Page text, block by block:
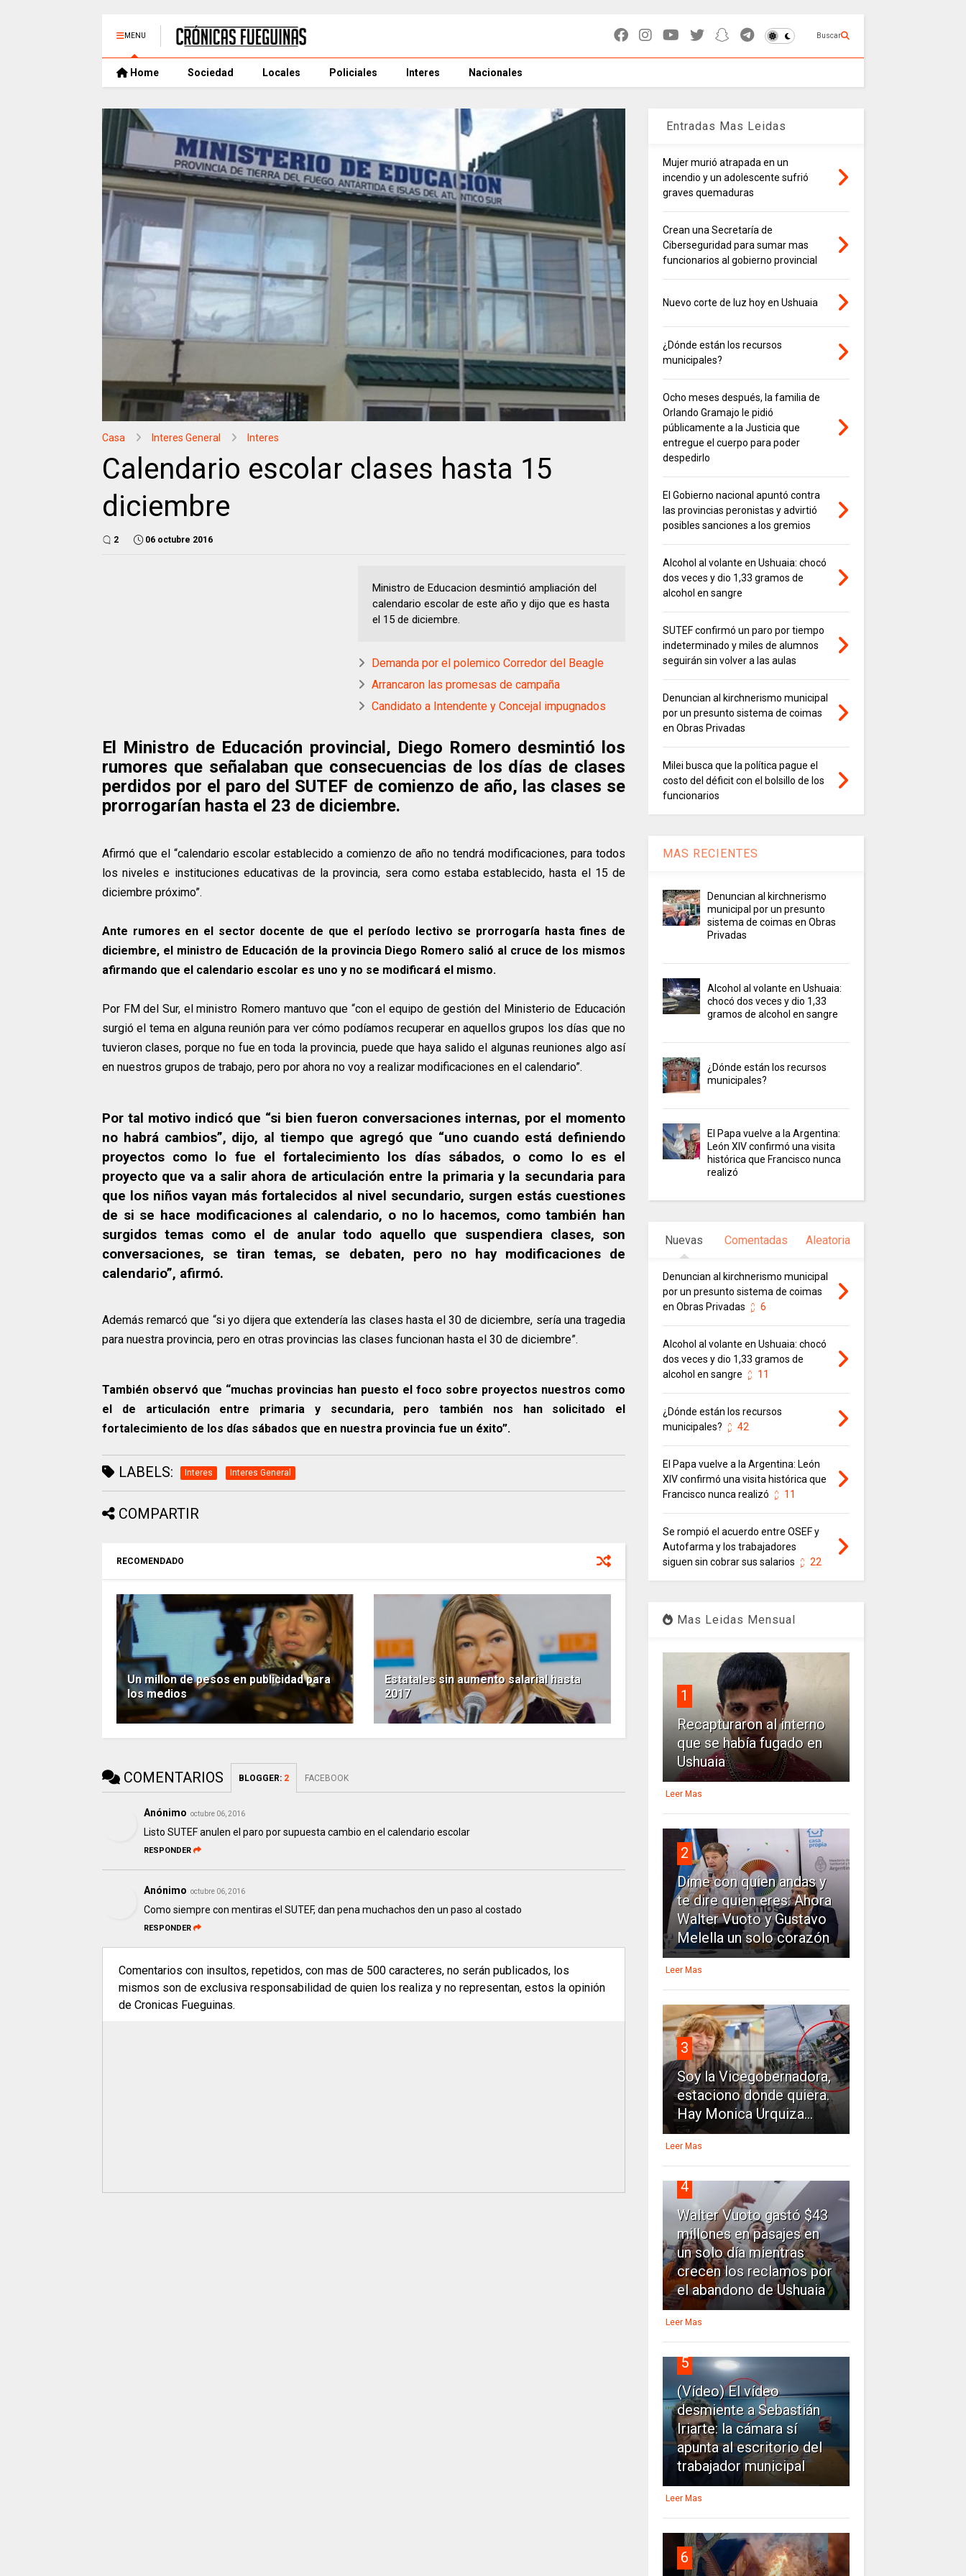
MENU Buscar
Home Sociedad Locales Policiales Interes Nacionales
Casa Interes General Interes
Calendario escolar clases hasta 15
diciembre
2 06 octubre 2016
Ministro de Educacion desmintió ampliación del
calendario escolar de este año y dijo que es hasta
el 15 de diciembre.
Demanda por el polemico Corredor del Beagle
Arrancaron las promesas de campaña
Candidato a Intendente y Concejal impugnados
El Ministro de Educación provincial, Diego Romero desmintió los
rumores que señalaban que consecuencias de los días de clases
perdidos por el paro del SUTEF de comienzo de año, las clases se
prorrogarían hasta el 23 de diciembre.
Afirmó que el “calendario escolar establecido a comienzo de año no tendrá modificaciones, para todos
los niveles e instituciones educativas de la provincia, sera como estaba establecido, hasta el 15 de
diciembre próximo”.
Ante rumores en el sector docente de que el período lectivo se prorrogaría hasta fines de
diciembre, el ministro de Educación de la provincia Diego Romero salió al cruce de los mismos
afirmando que el calendario escolar es uno y no se modificará el mismo.
Por FM del Sur, el ministro Romero mantuvo que “con el equipo de gestión del Ministerio de Educación
surgió el tema en alguna reunión para ver cómo podíamos recuperar en aquellos grupos los días que no
tuvieron clases, porque no fue en toda la provincia, puede que haya salido el algunas reuniones algo así
en nuestros grupos de trabajo, pero por ahora no voy a realizar modificaciones en el calendario”.
Por tal motivo indicó que “si bien fueron conversaciones internas, por el momento
no habrá cambios”, dijo, al tiempo que agregó que “uno cuando está definiendo
proyectos como lo fue el fortalecimiento los días sábados, o como lo es el
proyecto que va a salir ahora de articulación entre la primaria y la secundaria para
que los niños vayan más fortalecidos al nivel secundario, surgen estás cuestiones
de si se hace modificaciones al calendario, o no lo hacemos, como también han
surgidos temas como el de anular todo aquello que suspendiera clases, son
conversaciones, se tiran temas, se debaten, pero no hay modificaciones de
calendario”, afirmó.
Además remarcó que “si yo dijera que extendería las clases hasta el 30 de diciembre, sería una tragedia
para nuestra provincia, pero en otras provincias las clases funcionan hasta el 30 de diciembre”.
También observó que “muchas provincias han puesto el foco sobre proyectos nuestros como
el de articulación entre primaria y secundaria, pero también nos han solicitado el
fortalecimiento de los días sábados que en nuestra provincia fue un éxito”.
LABELS: Interes Interes General
COMPARTIR
RECOMENDADO
Un millon de pesos en publicidad para
los medios
Estatales sin aumento salarial hasta
2017
COMENTARIOS BLOGGER: 2 FACEBOOK
Anónimo octubre 06, 2016
Listo SUTEF anulen el paro por supuesta cambio en el calendario escolar
RESPONDER
Anónimo octubre 06, 2016
Como siempre con mentiras el SUTEF, dan pena muchachos den un paso al costado
RESPONDER
Comentarios con insultos, repetidos, con mas de 500 caracteres, no serán publicados, los
mismos son de exclusiva responsabilidad de quien los realiza y no representan, estos la opinión
de Cronicas Fueguinas.
Entradas Mas Leidas
Mujer murió atrapada en un
incendio y un adolescente sufrió
graves quemaduras
Crean una Secretaría de
Ciberseguridad para sumar mas
funcionarios al gobierno provincial
Nuevo corte de luz hoy en Ushuaia
¿Dónde están los recursos
municipales?
Ocho meses después, la familia de
Orlando Gramajo le pidió
públicamente a la Justicia que
entregue el cuerpo para poder
despedirlo
El Gobierno nacional apuntó contra
las provincias peronistas y advirtió
posibles sanciones a los gremios
Alcohol al volante en Ushuaia: chocó
dos veces y dio 1,33 gramos de
alcohol en sangre
SUTEF confirmó un paro por tiempo
indeterminado y miles de alumnos
seguirán sin volver a las aulas
Denuncian al kirchnerismo municipal
por un presunto sistema de coimas
en Obras Privadas
Milei busca que la política pague el
costo del déficit con el bolsillo de los
funcionarios
MAS RECIENTES
Denuncian al kirchnerismo
municipal por un presunto
sistema de coimas en Obras
Privadas
Alcohol al volante en Ushuaia:
chocó dos veces y dio 1,33
gramos de alcohol en sangre
¿Dónde están los recursos
municipales?
El Papa vuelve a la Argentina:
León XIV confirmó una visita
histórica que Francisco nunca
realizó
Nuevas Comentadas Aleatoria
Denuncian al kirchnerismo municipal
por un presunto sistema de coimas
en Obras Privadas
6
Alcohol al volante en Ushuaia: chocó
dos veces y dio 1,33 gramos de
alcohol en sangre
11
¿Dónde están los recursos
municipales?
42
El Papa vuelve a la Argentina: León
XIV confirmó una visita histórica que
Francisco nunca realizó
11
Se rompió el acuerdo entre OSEF y
Autofarma y los trabajadores
siguen sin cobrar sus salarios
22
Mas Leidas Mensual
1
Recapturaron al interno
que se había fugado en
Ushuaia
Leer Mas
2
Dime con quien andas y
te dire quien eres: Ahora
Walter Vuoto y Gustavo
Melella un solo corazón
Leer Mas
3
Soy la Vicegobernadora,
estaciono donde quiera.
Hay Monica Urquiza...
Leer Mas
4
Walter Vuoto gastó $43
millones en pasajes en
un solo día mientras
crecen los reclamos por
el abandono de Ushuaia
Leer Mas
5
(Vídeo) El vídeo
desmiente a Sebastián
Iriarte: la cámara sí
apunta al escritorio del
trabajador municipal
Leer Mas
6